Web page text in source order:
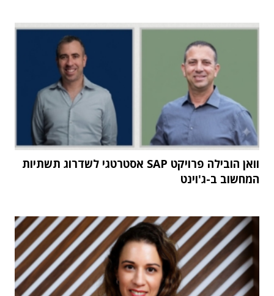
וואן הובילה פרויקט SAP אסטרטגי לשדרוג תשתיות
המחשוב ב-ג'וינט